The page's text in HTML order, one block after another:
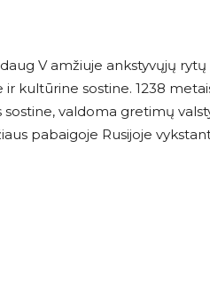
V amžiuje ankstyvųjų
kultūrine sostine. 1238
valdoma gretimų
pabaigoje Rusijoje